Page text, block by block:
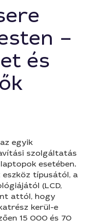
–
és
egyik
szolgáltatás
esetében.
típusától, a
(LCD,
attól, hogy
kerül-e
15 000 és 70